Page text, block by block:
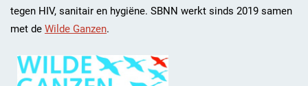
tegen HIV, sanitair en hygiëne. SBNN werkt sinds 2019 samen
met de Wilde Ganzen.